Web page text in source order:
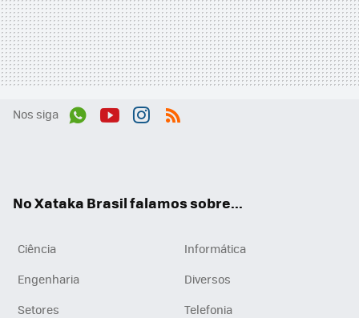
Nos siga
No Xataka Brasil falamos sobre...
Ciência
Informática
Engenharia
Diversos
Setores
Telefonia